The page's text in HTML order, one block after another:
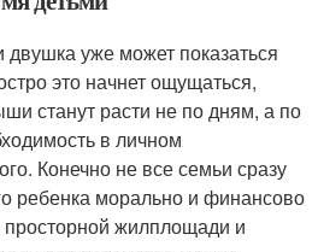
уже может показаться
это начнет ощущаться,
станут расти не по дням, а по
в личном
Конечно не все семьи сразу
ребенка морально и финансово
просторной жилплощади и